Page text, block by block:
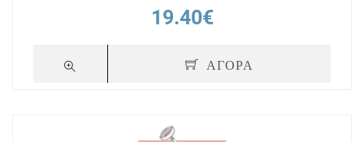
19.40€
ΑΓΟΡΑ